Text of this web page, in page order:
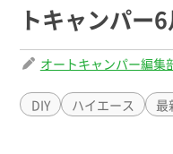
トキャンパー
オートキャンパー編集
DIY ハイエース 最